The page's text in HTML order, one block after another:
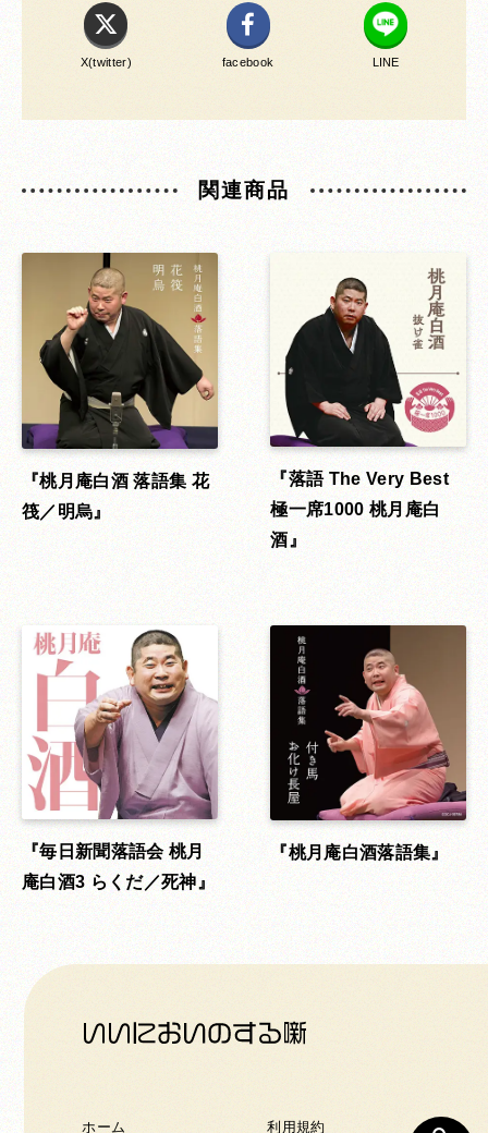
X(twitter) facebook LINE
関連商品
桃月庵白酒 落語集 花
筏／明烏
落語 The Very Best
極一席1000 桃月庵白
酒
毎日新聞落語会 桃月
庵白酒3 らくだ／死神
桃月庵白酒落語集
ホーム 利用規約